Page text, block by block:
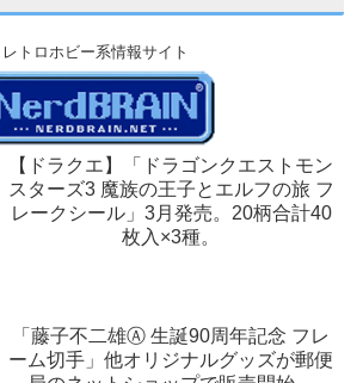
レトロホビー系情報サイト
【ドラクエ】「ドラゴンクエストモン
スターズ3 魔族の王子とエルフの旅 フ
レークシール」3月発売。20柄合計40
枚入×3種。
「藤子不二雄Ⓐ 生誕90周年記念 フレ
ーム切手」他オリジナルグッズが郵便